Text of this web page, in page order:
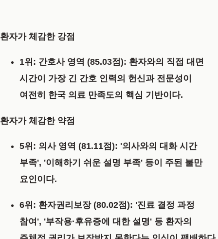
환자가 체감한 강점
1위: 간호사 영역 (85.03점): 환자와의 직접 대면
시간이 가장 긴 간호 인력의 헌신과 전문성이
여전히 한국 의료 만족도의 핵심 기반이다.
환자가 체감한 약점
5위: 의사 영역 (81.11점): '의사와의 대화 시간
부족', '이해하기 쉬운 설명 부족' 등이 주된 불만
요인이다.
6위: 환자권리보장 (80.02점): '진료 결정 과정
참여', '부작용·후유증에 대한 설명' 등 환자의